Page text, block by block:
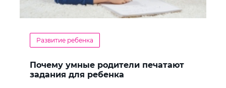
Развитие ребенка
Почему умные родители печатают
задания для ребенка